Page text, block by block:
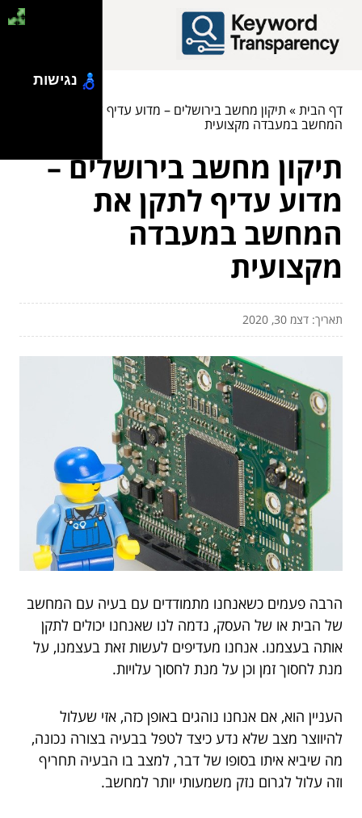
דף הבית» תיקון מחשב בירושלים – מדוע עדיף לתקן את
המחשב במעבדה מקצועית
תיקון מחשב בירושלים –
מדוע עדיף לתקן את
המחשב במעבדה
מקצועית
תאריך: דצמ 30, 2020
הרבה פעמים כשאנחנו מתמודדים עם בעיה עם המחשב
של הבית או של העסק, נדמה לנו שאנחנו יכולים לתקן
אותה בעצמנו. אנחנו מעדיפים לעשות זאת בעצמנו, על
מנת לחסוך זמן וכן על מנת לחסוך עלויות.
העניין הוא, אם אנחנו נוהגים באופן כזה, אזי שעלול
להיווצר מצב שלא נדע כיצד לטפל בבעיה בצורה נכונה,
מה שיביא איתו בסופו של דבר, למצב בו הבעיה תחריף
וזה עלול לגרום נזק משמעותי יותר למחשב.
נגישות